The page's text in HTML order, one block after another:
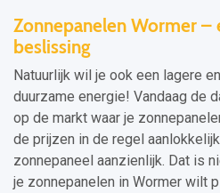
Zonnepanelen Wormer –
beslissing
Natuurlijk wil je ook een lagere
duurzame energie! Vandaag de
op de markt waar je
de prijzen in de regel
zonnepaneel aanzienlijk. Dat is
je zonnepanelen in Wormer wilt